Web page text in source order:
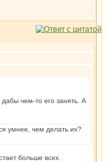
чем-то его занять. А
умнее, чем делать их?
больше всех.